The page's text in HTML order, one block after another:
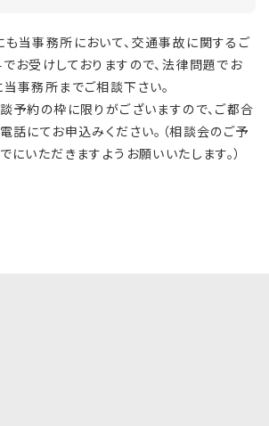
当事務所において、交通事故に関するご
お受けしておりますので、法律問題でお
事務所までご相談下さい。
予約の枠に限りがございますので、ご都合
話にてお申込みください。（相談会のご予
いただきますようお願いいたします。）